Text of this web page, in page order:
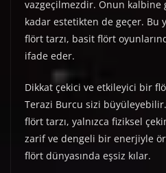
vazgeçilmezdir. Onun kalbine
kadar estetikten de geçer. Bu
flört tarzı, basit flört
ifade eder.
Dikkat çekici ve etkileyici bir
Terazi Burcu sizi
flört tarzı, yalnızca fiziksel
zarif ve dengeli bir enerjiyle
flört dünyasında eşsiz kılar.